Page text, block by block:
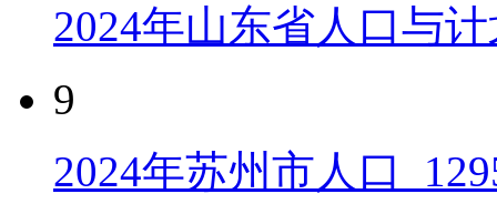
2024年山东省人口与
9
2024年苏州市人口